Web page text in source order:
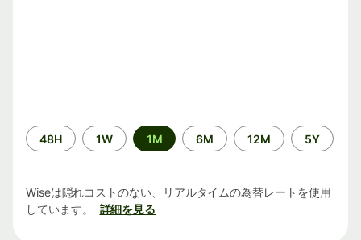
期
間
48H 1W 1M 6M 12M 5Y
Wiseは隠れコストのない、リアルタイムの為替レートを使用
しています。
詳細を見る